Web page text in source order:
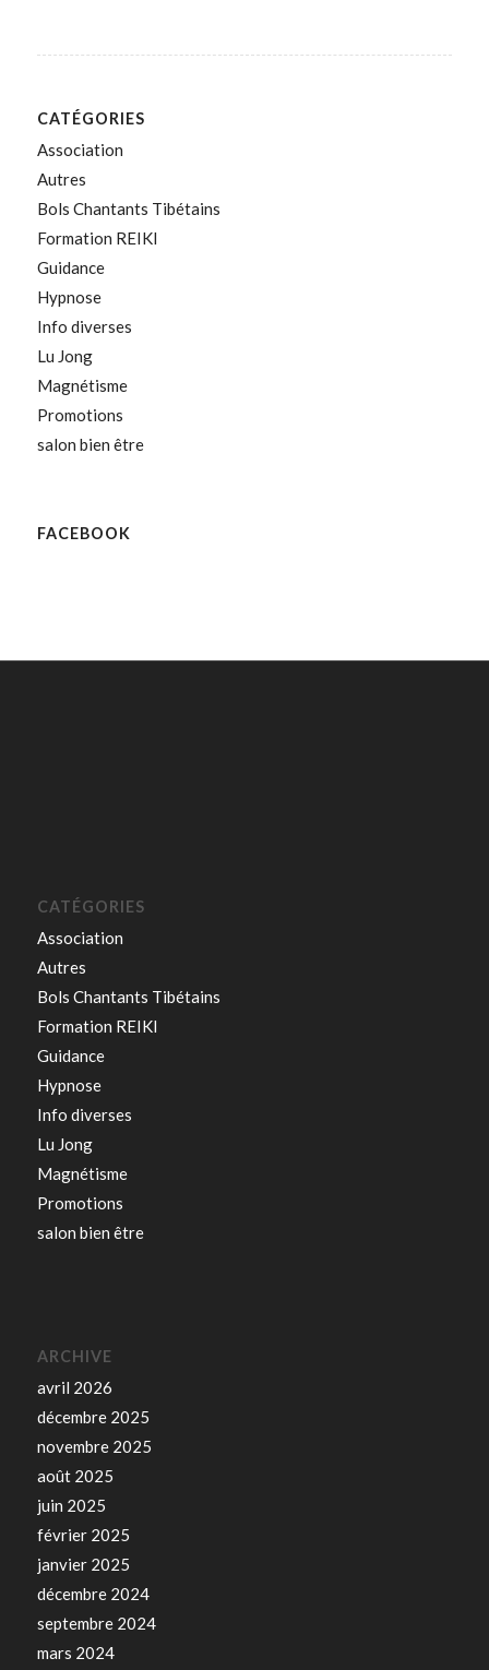
CATÉGORIES
Association
Autres
Bols Chantants Tibétains
Formation REIKI
Guidance
Hypnose
Info diverses
Lu Jong
Magnétisme
Promotions
salon bien être
FACEBOOK
CATÉGORIES
Association
Autres
Bols Chantants Tibétains
Formation REIKI
Guidance
Hypnose
Info diverses
Lu Jong
Magnétisme
Promotions
salon bien être
ARCHIVE
avril 2026
décembre 2025
novembre 2025
août 2025
juin 2025
février 2025
janvier 2025
décembre 2024
septembre 2024
mars 2024